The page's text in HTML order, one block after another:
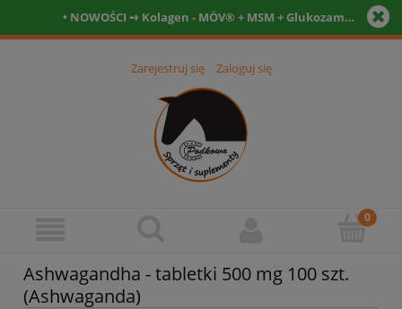
• NOWOŚCI ➺ Kolagen - MÖV® + MSM + Glukozamina + Witamina C- Tabletki • Witamina D3 12.000 IU + kofaktory - tabletki 90szt. + 90szt. •
Zarejestruj się Zaloguj się
Ashwagandha - tabletki 500 mg 100 szt.
(Ashwaganda)